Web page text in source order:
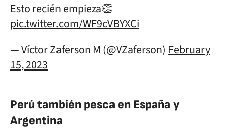
Esto recién empieza👏
pic.twitter.com/WF9cVBYXCi
— Víctor Zaferson M (@VZaferson) February
15, 2023
Perú también pesca en España y
Argentina